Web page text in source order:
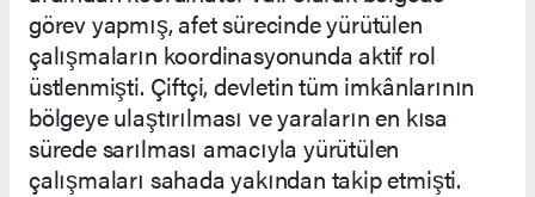
görev yapmış, afet sürecinde yürütülen
çalışmaların koordinasyonunda aktif rol
üstlenmişti. Çiftçi, devletin tüm imkânlarının
bölgeye ulaştırılması ve yaraların en kısa
sürede sarılması amacıyla yürütülen
çalışmaları sahada yakından takip etmişti.